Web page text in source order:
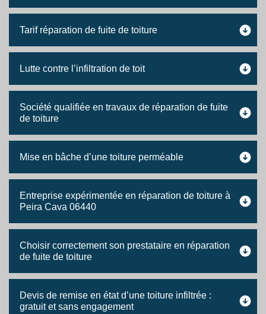
Tarif réparation de fuite de toiture
Lutte contre l’infiltration de toit
Société qualifiée en travaux de réparation de fuite
de toiture
Mise en bâche d’une toiture perméable
Entreprise expérimentée en réparation de toiture à
Peira Cava 06440
Choisir correctement son prestataire en réparation
de fuite de toiture
Devis de remise en état d’une toiture infiltrée :
gratuit et sans engagement